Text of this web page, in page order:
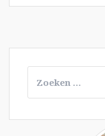
naar: